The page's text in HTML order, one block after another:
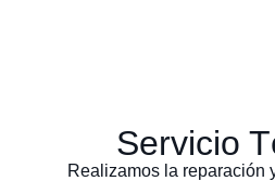
Servicio
Realizamos la reparación